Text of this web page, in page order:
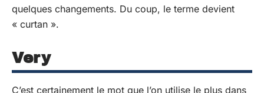
quelques changements. Du coup, le terme devient
« curtan ».
Very
C’est certainement le mot que l’on utilise le plus dans